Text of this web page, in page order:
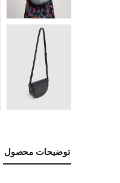
توضیحات محصول